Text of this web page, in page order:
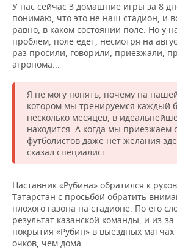
ОПК
ЭНЕРГЕТИКА
ТРАНСПОРТ
УСЛУГИ
IT
МЕДИА
ТЕЛЕКОММУНИКАЦИИ
НОВОСТИ МЕРОПРИЯТИЙ
ВЫЕЗДНАЯ РЕДАКЦИЯ
БИЗНЕС-БРАНЧИ
ONLINE-КОНФЕРЕНЦИИ
ОТКРЫТАЯ ЛЕКЦИЯ
СПОРТ
НОВОСТИ СПОРТА
ФУТБОЛ
ХОККЕЙ
БАСКЕТБОЛ
ВОЛЕЙБОЛ
КИБЕРСПОРТ
ФИГУРНОЕ КАТАНИЕ
ВОДНЫЕ ВИДЫ СПОРТА
ОБЩЕСТВО
НОВОСТИ ОБЩЕСТВА
ВЛАСТЬ
ИНФРАСТРУКТУРА
ИСТОРИЯ
КУЛЬТУРА
МЕДИЦИНА
ОБРАЗОВАНИЕ
ФОТОГАЛЕРЕЯ
СЮЖЕТЫ
СПРАВОЧНИК
СПИСОК ПЕРСОН
СПИСОК КОМПАНИЙ
ПОЛНАЯ ВЕРСИЯ
У нас сейчас 3 домашние игры за 8
понимаю, что это не наш стадион, и
равно, в каком состоянии поле. Но у
проблем, поле едет, несмотря на
раз просили, говорили, приезжали,
агронома...
Я не могу понять, почему на
котором мы тренируемся каждый
несколько месяцев, в
находится. А когда мы приезжаем
футболистов даже нет желания
сказал специалист.
Наставник «Рубина» обратился к
Татарстан с просьбой обратить
плохого газона на стадионе. По его
результат казанской команды, и из-
покрытия «Рубин» в выездных
очков, чем дома.